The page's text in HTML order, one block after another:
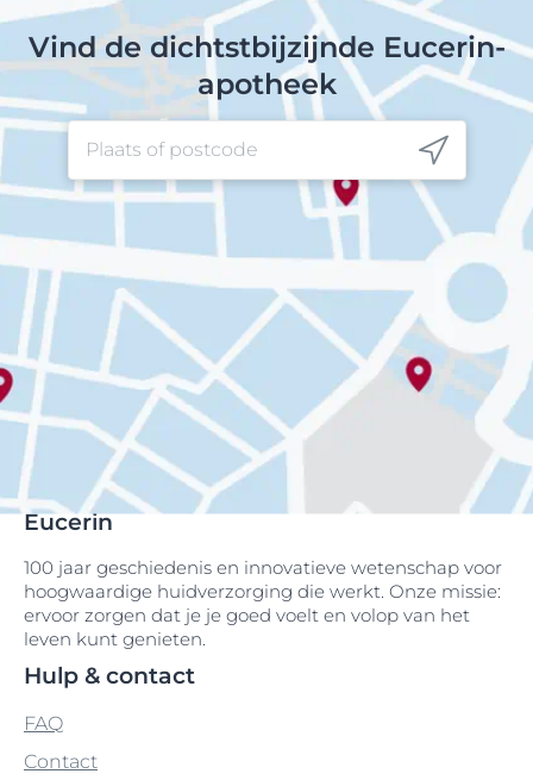
Vind de dichtstbijzijnde Eucerin-
apotheek
Eucerin
100 jaar geschiedenis en innovatieve wetenschap voor
hoogwaardige huidverzorging die werkt. Onze missie:
ervoor zorgen dat je je goed voelt en volop van het
leven kunt genieten.
Hulp & contact
FAQ
Contact